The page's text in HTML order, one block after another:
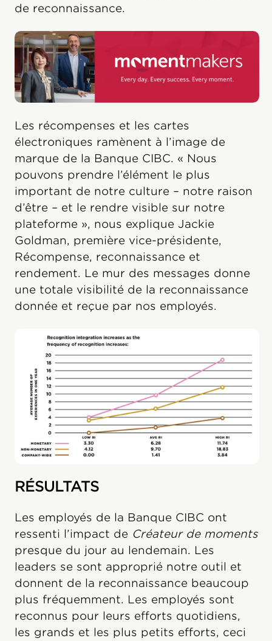
de reconnaissance.
Les récompenses et les cartes
électroniques ramènent à l’image de
marque de la Banque CIBC. « Nous
pouvons prendre l’élément le plus
important de notre culture – notre raison
d’être – et le rendre visible sur notre
plateforme », nous explique Jackie
Goldman, première vice-présidente,
Récompense, reconnaissance et
rendement. Le mur des messages donne
une totale visibilité de la reconnaissance
donnée et reçue par nos employés.
RÉSULTATS
Les employés de la Banque CIBC ont
ressenti l’impact de Créateur de moments
presque du jour au lendemain. Les
leaders se sont approprié notre outil et
donnent de la reconnaissance beaucoup
plus fréquemment. Les employés sont
reconnus pour leurs efforts quotidiens,
les grands et les plus petits efforts, ceci